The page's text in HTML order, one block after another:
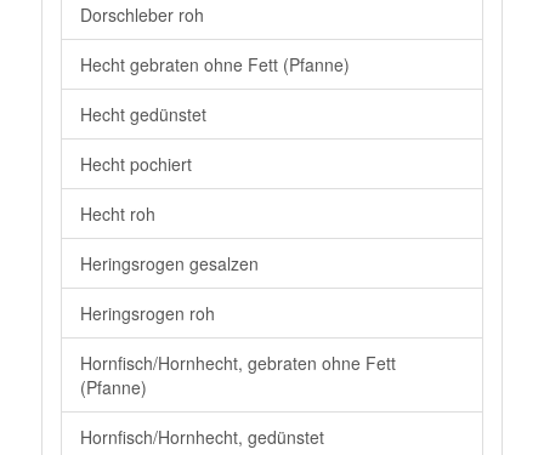
Dorschleber roh
Hecht gebraten ohne Fett (Pfanne)
Hecht gedünstet
Hecht pochiert
Hecht roh
Heringsrogen gesalzen
Heringsrogen roh
Hornfisch/Hornhecht, gebraten ohne Fett
(Pfanne)
Hornfisch/Hornhecht, gedünstet